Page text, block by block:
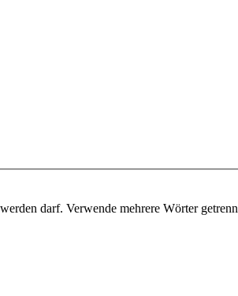
darf. Verwende mehrere Wörter